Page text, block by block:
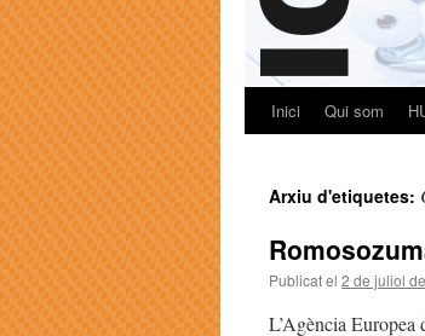
Inici Qui som
Arxiu d'etiquetes:
Publicat el 2 de juliol
L’Agència